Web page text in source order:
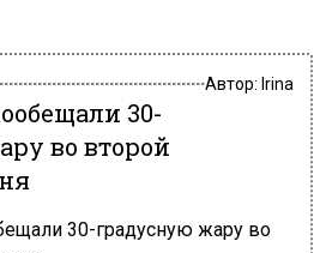
Автор: Irina
30-
во второй